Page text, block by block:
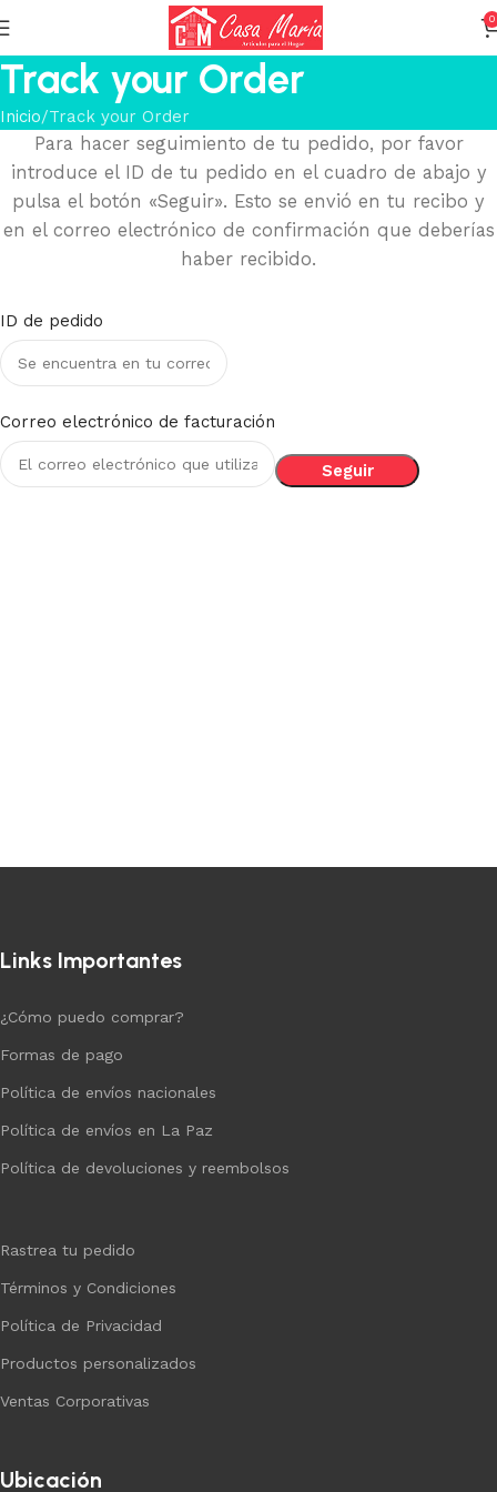
0
Track your Order
Inicio Track your Order
Para hacer seguimiento de tu pedido, por favor
introduce el ID de tu pedido en el cuadro de abajo y
pulsa el botón «Seguir». Esto se envió en tu recibo y
en el correo electrónico de confirmación que deberías
haber recibido.
ID de pedido
Correo electrónico de facturación
Seguir
Links Importantes
¿Cómo puedo comprar?
Formas de pago
Política de envíos nacionales
Política de envíos en La Paz
Política de devoluciones y reembolsos
Rastrea tu pedido
Términos y Condiciones
Política de Privacidad
Productos personalizados
Ventas Corporativas
Ubicación